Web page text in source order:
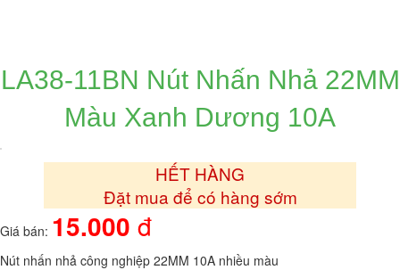
LA38-11BN Nút Nhấn Nhả 22MM
Màu Xanh Dương 10A
HẾT HÀNG
Đặt mua để có hàng sớm
Giá bán: 15.000 đ
Nút nhấn nhả công nghiệp 22MM 10A nhiều màu